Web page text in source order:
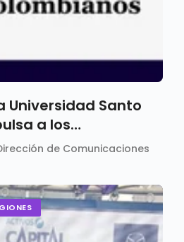
Universidad Santo
a los
de Comunicaciones